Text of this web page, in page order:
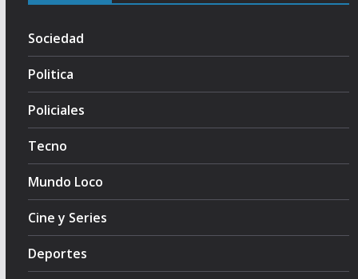
Sociedad
Politica
Policiales
Tecno
Mundo Loco
Cine y Series
Deportes